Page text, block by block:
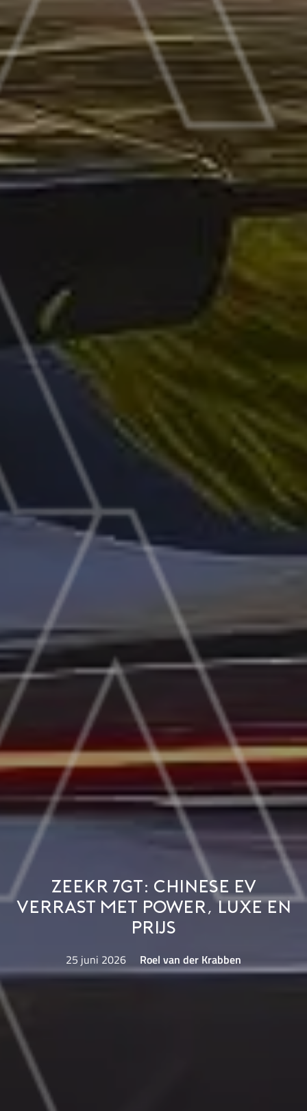
Zeekr 7GT: Chinese EV
verrast met power, luxe en
prijs
25 juni 2026 Roel van der Krabben